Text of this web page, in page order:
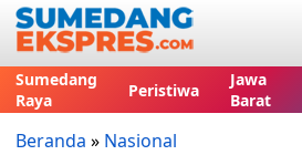
Sumedang
Raya
Peristiwa
Jawa
Barat
Beranda » Nasional